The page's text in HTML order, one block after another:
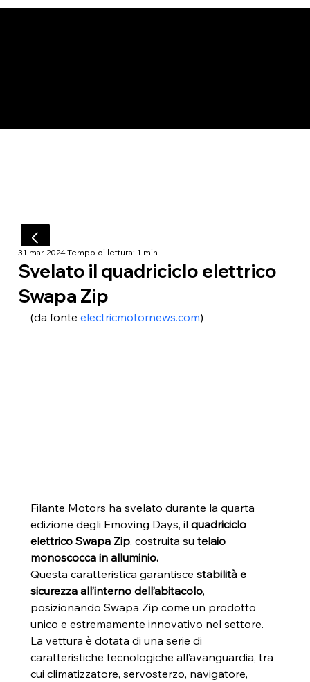
Svelato il quadriciclo elettrico
Swapa Zip
31 mar 2024Tempo di lettura: 1 min
(da fonte electricmotornews.com)
Filante Motors ha svelato durante la quarta
edizione degli Emoving Days, il quadriciclo
elettrico Swapa Zip, costruita su telaio
monoscocca in alluminio.
Questa caratteristica garantisce stabilità e
sicurezza all’interno dell’abitacolo,
posizionando Swapa Zip come un prodotto
unico e estremamente innovativo nel settore.
La vettura è dotata di una serie di
caratteristiche tecnologiche all’avanguardia, tra
cui climatizzatore, servosterzo, navigatore,